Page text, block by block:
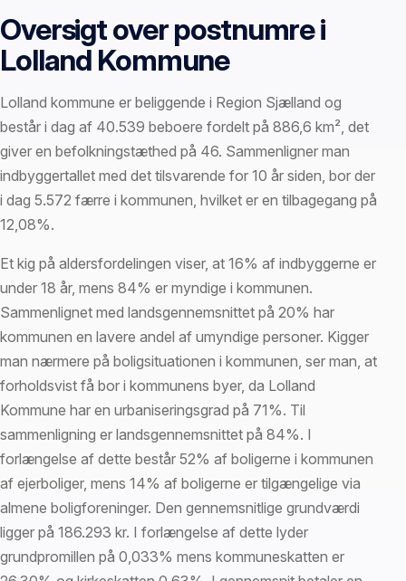
Oversigt over postnumre i
Lolland Kommune
Lolland kommune er beliggende i Region Sjælland og
består i dag af 40.539 beboere fordelt på 886,6 km², det
giver en befolkningstæthed på 46. Sammenligner man
indbyggertallet med det tilsvarende for 10 år siden, bor der
i dag 5.572 færre i kommunen, hvilket er en tilbagegang på
12,08%.
Et kig på aldersfordelingen viser, at 16% af indbyggerne er
under 18 år, mens 84% er myndige i kommunen.
Sammenlignet med landsgennemsnittet på 20% har
kommunen en lavere andel af umyndige personer. Kigger
man nærmere på boligsituationen i kommunen, ser man, at
forholdsvist få bor i kommunens byer, da Lolland
Kommune har en urbaniseringsgrad på 71%. Til
sammenligning er landsgennemsnittet på 84%. I
forlængelse af dette består 52% af boligerne i kommunen
af ejerboliger, mens 14% af boligerne er tilgængelige via
almene boligforeninger. Den gennemsnitlige grundværdi
ligger på 186.293 kr. I forlængelse af dette lyder
grundpromillen på 0,033% mens kommuneskatten er